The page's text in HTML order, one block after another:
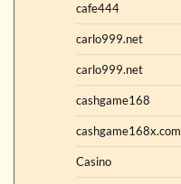
cafe444
carlo999.net
carlo999.net
cashgame168
cashgame168x.com
Casino